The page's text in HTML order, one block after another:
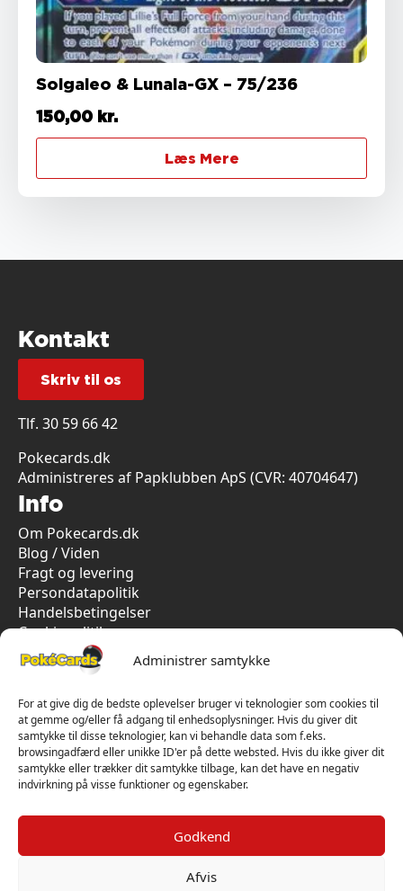
Administrer samtykke
For at give dig de bedste oplevelser bruger vi teknologier som cookies til
at gemme og/eller få adgang til enhedsoplysninger. Hvis du giver dit
samtykke til disse teknologier, kan vi behandle data som f.eks.
browsingadfærd eller unikke ID'er på dette websted. Hvis du ikke giver dit
samtykke eller trækker dit samtykke tilbage, kan det have en negativ
indvirkning på visse funktioner og egenskaber.
Godkend
Afvis
Solgaleo & Lunala-GX – 75/236
150,00 kr.
Læs Mere
Kontakt
Skriv til os
Tlf. 30 59 66 42
Pokecards.dk
Administreres af Papklubben ApS (CVR: 40704647)
Info
Om Pokecards.dk
Blog / Viden
Fragt og levering
Persondatapolitik
Handelsbetingelser
Cookiepolitik
Vi har kun 5-stjernet anmeldelser på Trustpilot